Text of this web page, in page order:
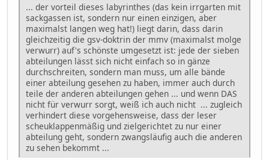
... der vorteil dieses labyrinthes (das kein irrgarten mit
sackgassen ist, sondern nur einen einzigen, aber
maximalst langen weg hat!) liegt darin, dass darin
gleichzeitig die gsv-doktrin der mmv (maximalst molge
verwurr) auf's schönste umgesetzt ist: jede der sieben
abteilungen lässt sich nicht einfach so in gänze
durchschreiten, sondern man muss, um alle bände
einer abteilung gesehen zu haben, immer auch durch
teile der anderen abteilungen gehen ... und wenn DAS
nicht für verwurr sorgt, weiß ich auch nicht ... zugleich
verhindert diese vorgehensweise, dass der leser
scheuklappenmäßig und zielgerichtet zu nur einer
abteilung geht, sondern zwangsläufig auch die anderen
zu sehen bekommt ...